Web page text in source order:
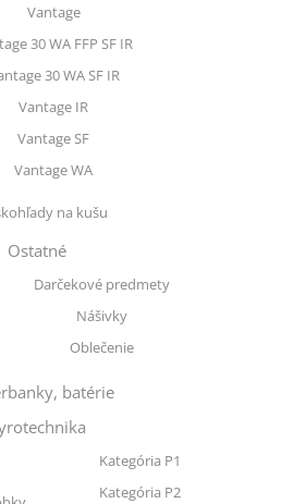
Vantage
30 WA FFP SF IR
30 WA SF IR
Vantage IR
Vantage SF
Vantage WA
na kušu
Ostatné
Darčekové predmety
Nášivky
Oblečenie
batérie
Kategória P1
Kategória P2